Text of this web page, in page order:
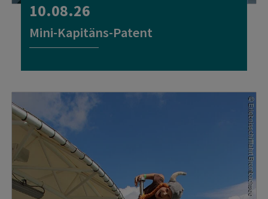
10.08.26
Mini-Kapitäns-Patent